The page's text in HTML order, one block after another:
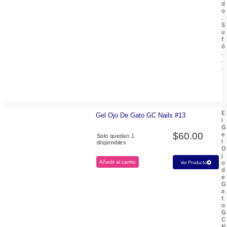
d
o
.
S
u
f
ó
.
.
.
Gel Ojo De Gato GC Nails #13
Solo quedan 1
disponibles
$60.00
Añadir al carrito Ver Producto
E
l
G
e
l
O
j
o
d
e
G
a
t
o
G
C